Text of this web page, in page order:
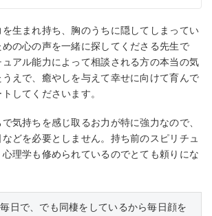
生まれ持ち、胸のうちに隠してしまってい
の心の声を一緒に探してくださる先生で
アル能力によって相談される方の本当の気
えで、癒やしを与えて幸せに向けて育んで
してくださいます。
気持ちを感じ取るお力が特に強力なので、
どを必要としません。持ち前のスピリチュ
理学も修められているのでとても頼りにな
日で、でも同棲をしているから毎日顔を